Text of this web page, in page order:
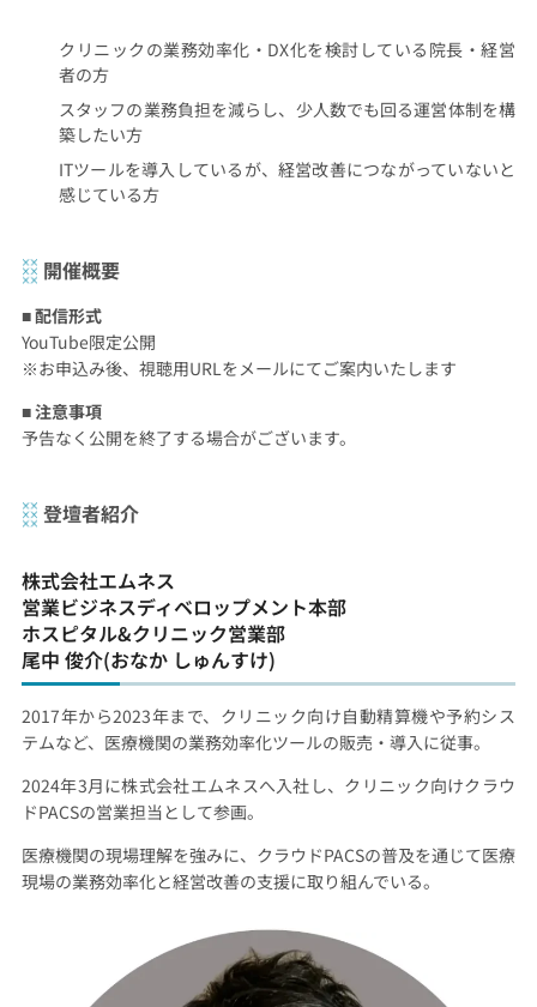
クリニックの業務効率化・DX化を検討している院長・経営
者の方
スタッフの業務負担を減らし、少人数でも回る運営体制を構
築したい方
ITツールを導入しているが、経営改善につながっていないと
感じている方
開催概要
■ 配信形式
YouTube限定公開
※お申込み後、視聴用URLをメールにてご案内いたします
■ 注意事項
予告なく公開を終了する場合がございます。
登壇者紹介
株式会社エムネス
営業ビジネスディベロップメント本部
ホスピタル&クリニック営業部
尾中 俊介(おなか しゅんすけ)
2017年から2023年まで、クリニック向け自動精算機や予約シス
テムなど、医療機関の業務効率化ツールの販売・導入に従事。
2024年3月に株式会社エムネスへ入社し、クリニック向けクラウ
ドPACSの営業担当として参画。
医療機関の現場理解を強みに、クラウドPACSの普及を通じて医療
現場の業務効率化と経営改善の支援に取り組んでいる。